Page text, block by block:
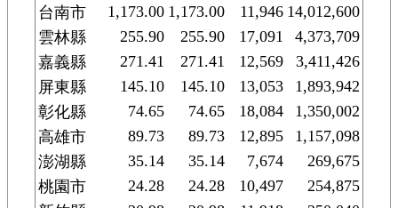
台南市
1,173.00 1,173.00 11,946 14,012,600
雲林縣
255.90 255.90 17,091
4,373,709
嘉義縣
271.41 271.41 12,569
3,411,426
屏東縣
145.10 145.10 13,053
1,893,942
彰化縣
74.65 74.65 18,084
1,350,002
高雄市
89.73 89.73 12,895
1,157,098
澎湖縣
35.14 35.14 7,674
269,675
桃園市
24.28 24.28 10,497
254,875